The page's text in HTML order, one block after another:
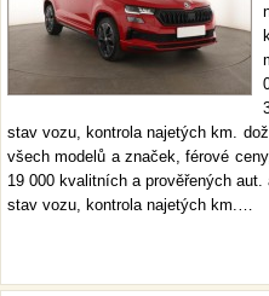
stav vozu, kontrola najetých km.
všech modelů a značek, férové
19 000 kvalitních a prověřených
stav vozu, kontrola najetých km.…